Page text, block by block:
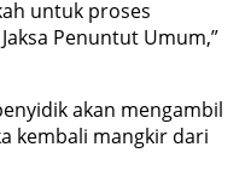
untuk proses
Penuntut Umum,”
akan mengambil
kembali mangkir dari